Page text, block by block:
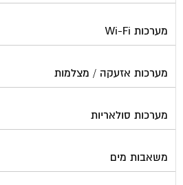
מערכות Wi-Fi
מערכות אזעקה / מצלמות
מערכות סולאריות
משאבות מים